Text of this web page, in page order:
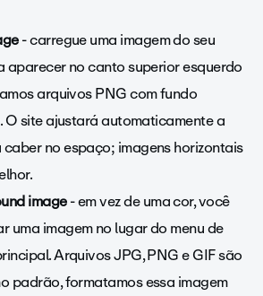
- carregue uma imagem do seu
no canto superior esquerdo
arquivos PNG com fundo
O site ajustará automaticamente a
no espaço; imagens horizontais
image- em vez de uma cor, você
uma imagem no lugar do menu de
Arquivos JPG, PNG e GIF são
padrão, formatamos essa imagem